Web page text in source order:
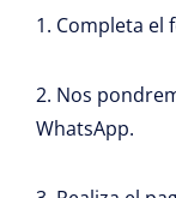
1. Completa
2. Nos
WhatsApp.